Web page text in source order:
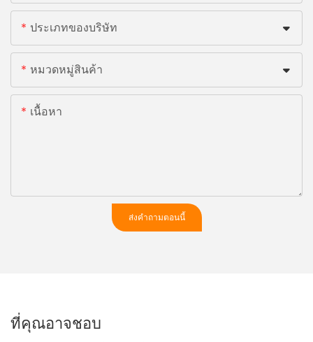
ประเภทของบริษัท
หมวดหมู่สินค้า
เนื้อหา
ส่งคำถามตอนนี้
ที่คุณอาจชอบ